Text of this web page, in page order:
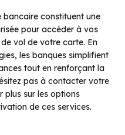
constituent une
pour accéder à vos
vol de votre carte. En
les banques simplifient
tout en renforçant la
pas à contacter votre
plus sur les options
de ces services.